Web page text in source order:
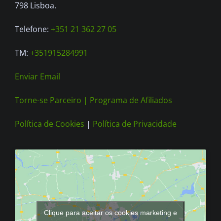
product
798 Lisboa.
Telefone: +351 21 362 27 05
TM: +351915284991
Enviar Email
Torne-se Parceiro | Programa de Afiliados
Política de Cookies | Política de Privacidade
Clique para aceitar os cookies marketing e